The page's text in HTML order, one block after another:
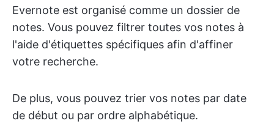
Evernote est organisé comme un dossier de
notes. Vous pouvez filtrer toutes vos notes à
l'aide d'étiquettes spécifiques afin d'affiner
votre recherche.
De plus, vous pouvez trier vos notes par date
de début ou par ordre alphabétique.